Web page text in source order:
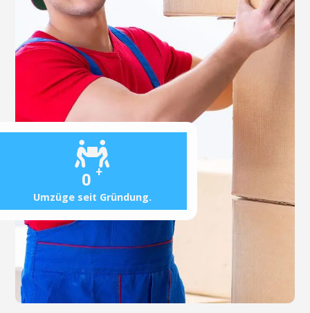
0 +
Umzüge seit Gründung.